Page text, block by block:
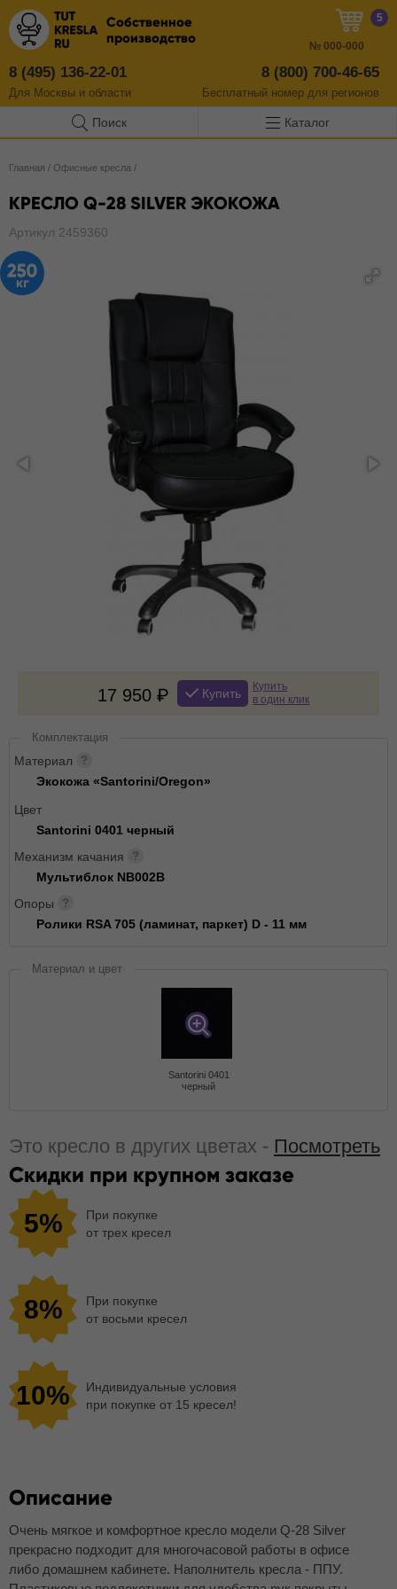
Собственное
производство
8 (495) 136-22-01
Для Москвы и области
8 (800) 700-46-65
Бесплатный номер для регионов
5
№ 000-000
Поиск Каталог
Главная / Офисные кресла /
КРЕСЛО Q-28 SILVER ЭКОКОЖА
Артикул 2459360
17 950 Купить
Купить
в один клик
Комплектация
Материал
Экокожа «Santorini/Oregon»
Цвет
Santorini 0401 черный
Механизм качания
Мультиблок NB002B
Опоры
Ролики RSA 705 (ламинат, паркет) D - 11 мм
Материал и цвет
Santorini 0401
черный
Это кресло в других цветах - Посмотреть
Скидки при крупном заказе
5%
При покупке
от трех кресел
8%
При покупке
от восьми кресел
10%
Индивидуальные условия
при покупке от 15 кресел!
Описание
Очень мягкое и комфортное кресло модели Q-28 Silver
прекрасно подходит для многочасовой работы в офисе
либо домашнем кабинете. Наполнитель кресла - ППУ.